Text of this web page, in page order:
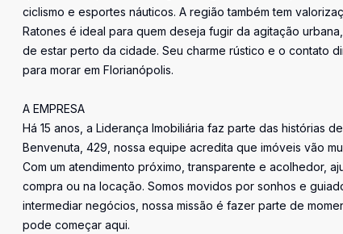
ciclismo e esportes náuticos. A região também tem
Ratones é ideal para quem deseja fugir da agitação
de estar perto da cidade. Seu charme rústico e o contato
para morar em Florianópolis.
A EMPRESA
Há 15 anos, a Liderança Imobiliária faz parte das histórias
Benvenuta, 429, nossa equipe acredita que imóveis vão
Com um atendimento próximo, transparente e acolhedor,
compra ou na locação. Somos movidos por sonhos e
intermediar negócios, nossa missão é fazer parte de
pode começar aqui.